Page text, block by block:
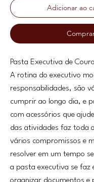
Adicionar ao
Pasta Executiva de Couro
A rotina do executivo
responsabilidades, são
cumprir ao longo dia, e
com acessórios que
das atividades faz toda
vários compromissos e
resolver em um tempo
a pasta executiva se faz
organizar documentos e